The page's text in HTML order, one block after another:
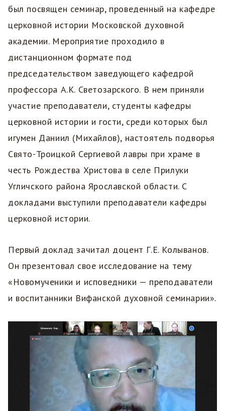
был посвящен семинар, проведенный на кафедре
церковной истории Московской духовной
академии. Мероприятие проходило в
дистанционном формате под
председательством заведующего кафедрой
профессора А.К. Светозарского. В нем приняли
участие преподаватели, студенты кафедры
церковной истории и гости, среди которых был
игумен Даниил (Михайлов), настоятель подворья
Свято-Троицкой Сергиевой лавры при храме в
честь Рождества Христова в селе Прилуки
Угличского района Ярославской области. С
докладами выступили преподаватели кафедры
церковной истории.
Первый доклад зачитал доцент Г.Е. Колыванов.
Он презентовал свое исследование на тему
«Новомученики и исповедники — преподаватели
и воспитанники Вифанской духовной семинарии».